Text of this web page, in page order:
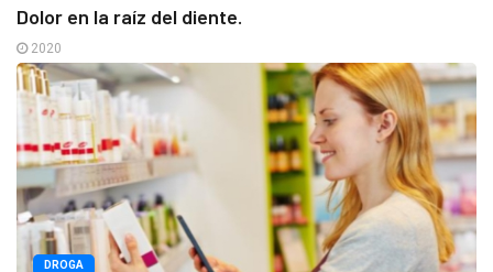
Dolor en la raíz del diente.
2020
DROGA